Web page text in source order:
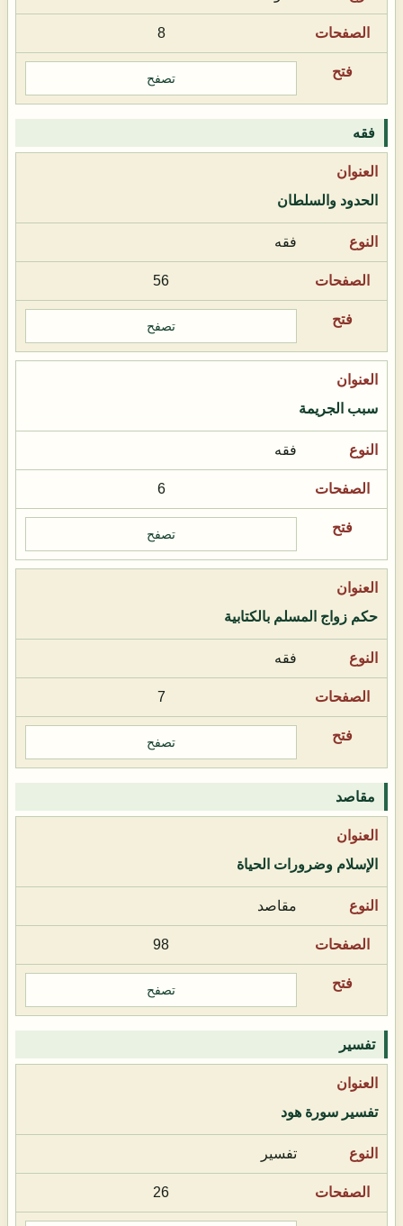
8
تصفح
فقه
الحدود والسلطان
فقه
56
تصفح
سبب الجريمة
فقه
6
تصفح
حكم زواج المسلم بالكتابية
فقه
7
تصفح
مقاصد
الإسلام وضرورات الحياة
مقاصد
98
تصفح
تفسير
تفسير سورة هود
تفسير
26